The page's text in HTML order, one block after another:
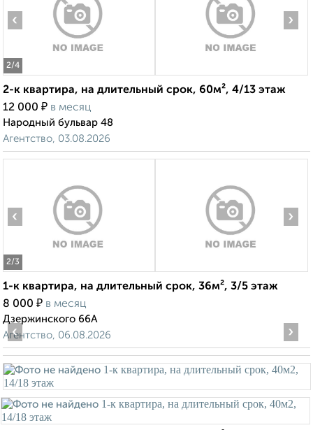
2/4
‹ ›
2-к квартира, на длительный срок, 60м², 4/13 этаж
12 000 ₽ в месяц
Народный бульвар 48
Агентство, 03.08.2026
2/3
‹ ›
1-к квартира, на длительный срок, 36м², 3/5 этаж
8 000 ₽ в месяц
Дзержинского 66А
Агентство, 06.08.2026
‹ ›